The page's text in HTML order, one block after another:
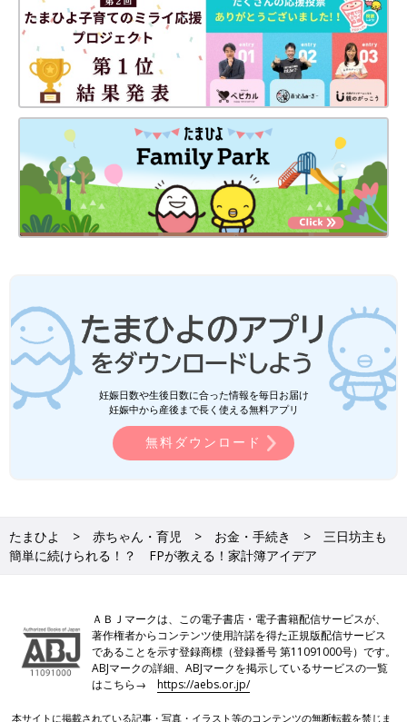
妊娠日数や生後日数に合った情報を毎日お届け
妊娠中から産後まで長く使える無料アプリ
無料ダウンロード
たまひよ 赤ちゃん・育児 お金・手続き
三日坊主も
簡単に続けられる！？ FPが教える！家計簿アイデア
ＡＢＪマークは、この電子書店・電子書籍配信サービスが、
著作権者からコンテンツ使用許諾を得た正規版配信サービス
であることを示す登録商標（登録番号 第11091000号）です。
ABJマークの詳細、ABJマークを掲示しているサービスの一覧
はこちら→https://aebs.or.jp/
本サイトに掲載されている記事・写真・イラスト等のコンテンツの無断転載を禁じま